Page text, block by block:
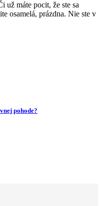
už máte pocit, že ste sa
osamelá, prázdna. Nie ste v
pohode?